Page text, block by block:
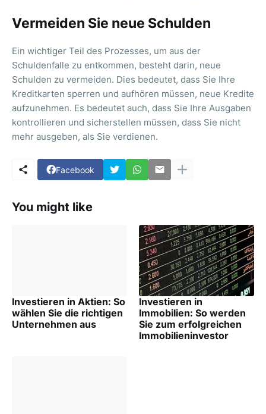
Vermeiden Sie neue Schulden
Ein wichtiger Teil des Prozesses, um aus der
Schuldenfalle zu entkommen, besteht darin, neue
Schulden zu vermeiden. Dies bedeutet, dass Sie Ihre
Kreditkarten sperren und aufhören müssen, neue Kredite
aufzunehmen. Es bedeutet auch, dass Sie Ihre Ausgaben
kontrollieren und sicherstellen müssen, dass Sie nicht
mehr ausgeben, als Sie verdienen.
Facebook
You might like
Investieren in Aktien: So
wählen Sie die richtigen
Unternehmen aus
Investieren in
Immobilien: So werden
Sie zum erfolgreichen
Immobilieninvestor